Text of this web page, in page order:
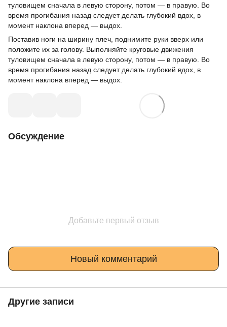
туловищем сначала в левую сторону, потом — в правую. Во
время прогибания назад следует делать глубокий вдох, в
момент наклона вперед — выдох.
Поставив ноги на ширину плеч, поднимите руки вверх или
положите их за голову. Выполняйте круговые движения
туловищем сначала в левую сторону, потом — в правую. Во
время прогибания назад следует делать глубокий вдох, в
момент наклона вперед — выдох.
Обсуждение
Добавьте первый отзыв
Новый комментарий
Другие записи